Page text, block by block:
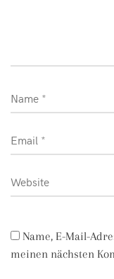
Name, E-Mail-
meinen nächsten